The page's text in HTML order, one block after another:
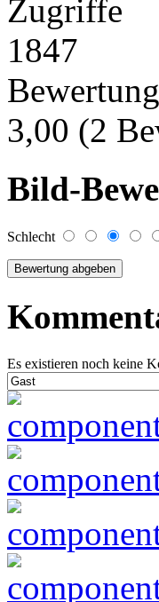
Zugriffe
1847
Bewertung
3,00 (2
Bild-
Schlecht
Es existieren noch keine